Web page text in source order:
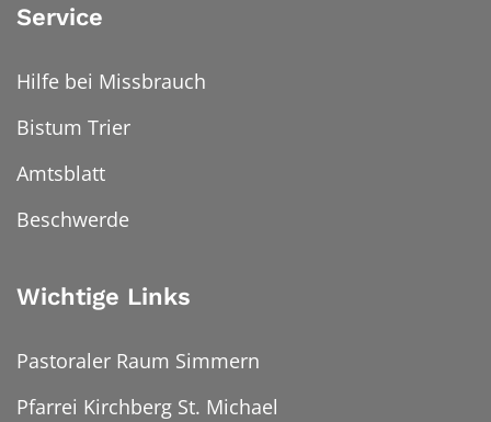
Service
Hilfe bei Missbrauch
Bistum Trier
Amtsblatt
Beschwerde
Wichtige Links
Pastoraler Raum Simmern
Pfarrei Kirchberg St. Michael